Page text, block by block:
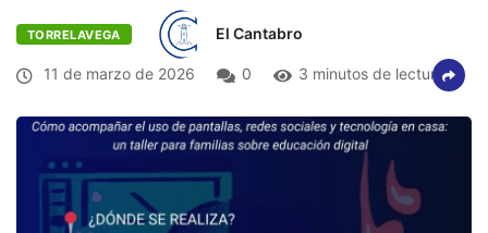
TORRELAVEGA El Cantabro
11 de marzo de 2026 0 3 minutos de lectura